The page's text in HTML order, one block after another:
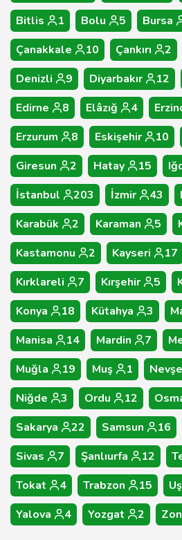
Bitlis
1 Bolu 5 Bursa
Çanakkale
10 Çankırı 2
Denizli
9 Diyarbakır 12
Edirne
8 Elâzığ 4
Erzurum
8 Eskişehir 10
Giresun
2 Hatay 15
İstanbul
203 İzmir 43
Karabük
2 Karaman 5
Kastamonu
2 Kayseri 17
Kırklareli
7 Kırşehir 5
Konya
18 Kütahya 3
Manisa
14 Mardin 7
Muğla
19 Muş 1
Niğde
3 Ordu 12
Sakarya
22 Samsun 16
Sivas
7 Şanlıurfa 12
Tokat
4 Trabzon 15
Yalova
4 Yozgat 2